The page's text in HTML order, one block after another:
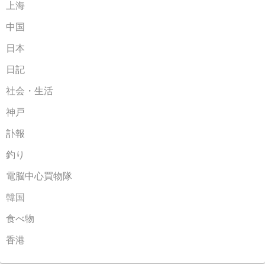
上海
中国
日本
日記
社会・生活
神戸
訃報
釣り
電脳中心買物隊
韓国
食べ物
香港